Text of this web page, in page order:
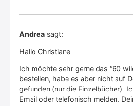
Andrea sagt:
Hal­lo Chris­tia­ne
Ich möch­te sehr ger­ne das “60
bestel­len, habe es aber nicht auf
gefun­den (nur die Ein­zel­bü­cher).
Email oder tele­fo­nisch mel­den.